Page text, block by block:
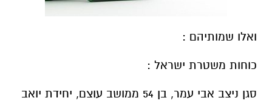
ואלו שמותיהם :
כוחות משטרת ישראל :
סגן ניצב אבי עמר, בן 54 ממושב עוצם, יחידת יואב